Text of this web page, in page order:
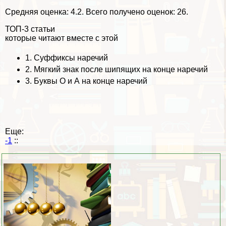
Средняя оценка: 4.2. Всего получено оценок: 26.
ТОП-3 статьи
которые читают вместе с этой
1. Суффиксы наречий
2. Мягкий знак после шипящих на конце наречий
3. Буквы О и А на конце наречий
Еще:
-1 ::